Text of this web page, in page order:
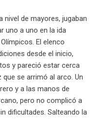
nivel de mayores, jugaban
uno a uno en la ida
El elenco
desde el inicio,
y pareció estar cerca
se arrimó al arco. Un
y a las manos de
pero no complicó a
dificultades. Salteando la